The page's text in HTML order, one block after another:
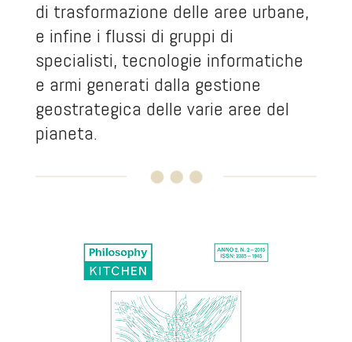
di trasformazione delle aree urbane,
e infine i flussi di gruppi di
specialisti, tecnologie informatiche
e armi generati dalla gestione
geostrategica delle varie aree del
pianeta.